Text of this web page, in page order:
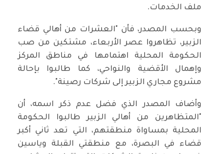
ملف الخدمات.
وبحسب المصدر، فأن "العشرات من أهالي قضاء
الزبير، تظاهروا عصر الأربعاء، مشتكين من صب
الحكومة المحلية اهتمامها في مناطق المركز
وإهمال الأقضية والنواحي، كما طالبوا بإحالة
مشروع مجاري الزبير إلى شركات رصينة".
وأضاف المصدر الذي فضل عدم ذكر اسمه، أن
"المتظاهرين من أهالي الزبير طالبوا الحكومة
المحلية بمساواة منطقتهم، التي تعد ثاني أكبر
قضاء في البصرة، مع منطقتي القبلة وياسين